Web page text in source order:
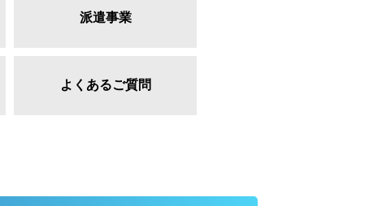
派遣事業
よくあるご質問